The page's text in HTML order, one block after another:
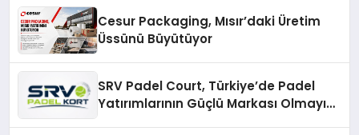
Cesur Packaging, Mısır’daki Üretim
Üssünü Büyütüyor
SRV Padel Court, Türkiye’de Padel
Yatırımlarının Güçlü Markası Olmayı